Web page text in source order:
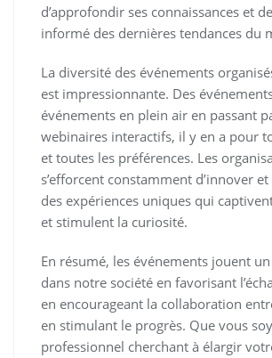
d’approfondir ses connaissances et
informé des dernières tendances du
La diversité des événements
est impressionnante. Des
événements en plein air en passant
webinaires interactifs, il y en a pour
et toutes les préférences. Les
s’efforcent constamment d’innover
des expériences uniques qui
et stimulent la curiosité.
En résumé, les événements jouent
dans notre société en favorisant
en encourageant la collaboration
en stimulant le progrès. Que vous
professionnel cherchant à élargir